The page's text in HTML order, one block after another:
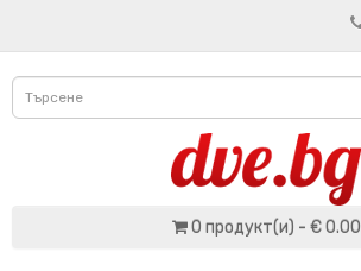
0 продукт(и) - € 0.00